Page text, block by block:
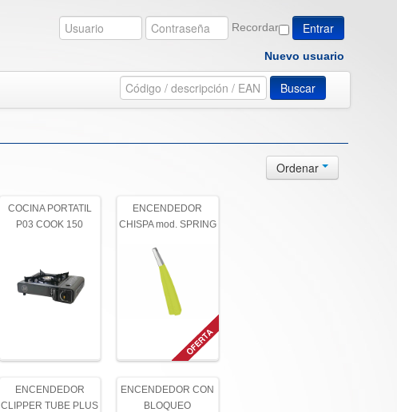
Recordar
Nuevo usuario
Buscar
Ordenar
COCINA PORTATIL
P03 COOK 150
ENCENDEDOR
CHISPA mod. SPRING
ENCENDEDOR
CLIPPER TUBE PLUS
ENCENDEDOR CON
BLOQUEO